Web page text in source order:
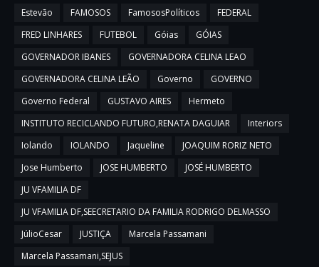
Estevão
FAMOSOS FamososPolíticos
FEDERAL
FRED LINHARES
FUTEBOL Góias
GÓIAS
GOVERNADOR IBANES
GOVERNADORA CELINA LEAO
GOVERNADORA CELINA LEÃO
Governo
GOVERNO
Governo Federal
GUSTAVO AIRES
Hermeto
INSTITUTO RECICLANDO FUTURO,RENATA DAGUIAR
Interiors
Iolando
IOLANDO Jaqueline
JOAQUIM RORIZ NETO
Jose Humberto
JOSE HUMBERTO
JOSÉ HUMBERTO
JU VFAMILIA DF
JU VFAMILIA DF,SEECRETARIO DA FAMILIA RODRIGO DELMASSO
JúlioCesar
JUSTIÇA
Marcela Passamani
Marcela Passamani,SEJUS